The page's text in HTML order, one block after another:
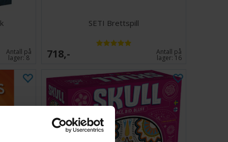
Antall på
lager:8
SETI Brettspill
718,- Antall på
lager: 16